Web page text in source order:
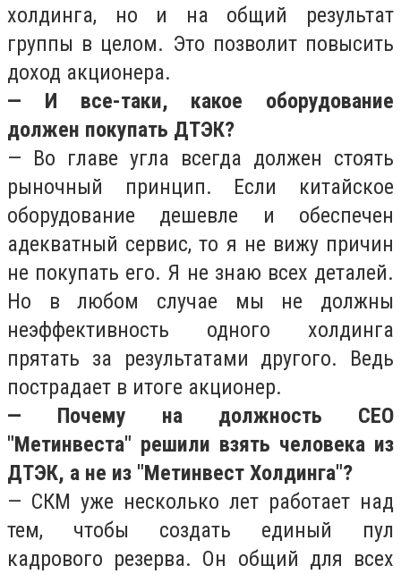
холдинга, но и на общий результат
группы в целом. Это позволит повысить
доход акционера.
— И все-таки, какое оборудование
должен покупать ДТЭК?
— Во главе угла всегда должен стоять
рыночный принцип. Если китайское
оборудование дешевле и обеспечен
адекватный сервис, то я не вижу причин
не покупать его. Я не знаю всех деталей.
Но в любом случае мы не должны
неэффективность одного холдинга
прятать за результатами другого. Ведь
пострадает в итоге акционер.
— Почему на должность CEO
"Метинвеста" решили взять человека из
ДТЭК, а не из "Метинвест Холдинга"?
— СКМ уже несколько лет работает над
тем, чтобы создать единый пул
кадрового резерва. Он общий для всех